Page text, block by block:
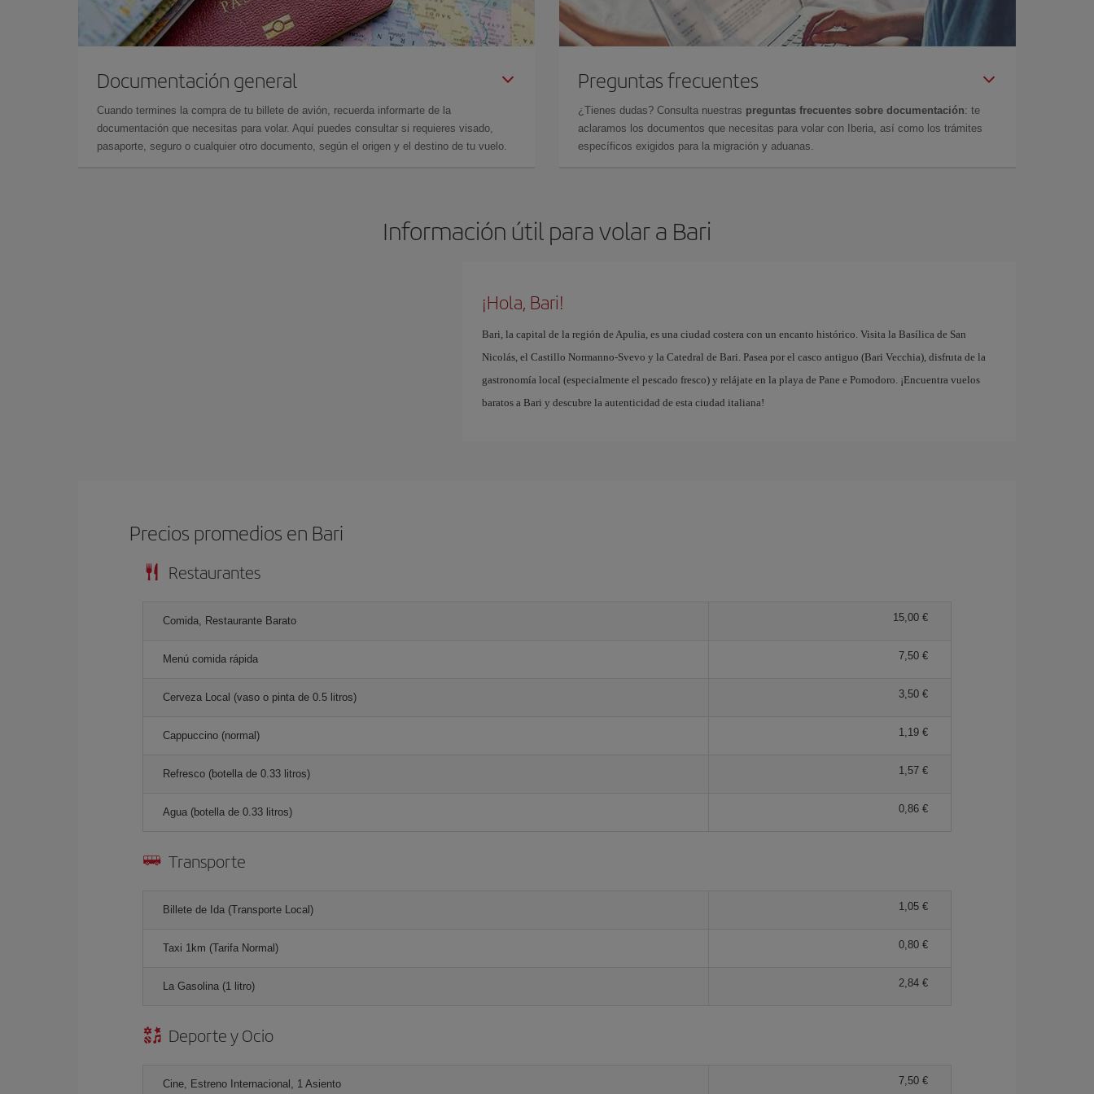
Documentación general
Cuando termines la compra de tu billete de avión, recuerda informarte de la
documentación que necesitas para volar. Aquí puedes consultar si requieres visado,
pasaporte, seguro o cualquier otro documento, según el origen y el destino de tu vuelo.
Preguntas frecuentes
¿Tienes dudas? Consulta nuestras preguntas frecuentes sobre documentación: te
aclaramos los documentos que necesitas para volar con Iberia, así como los trámites
específicos exigidos para la migración y aduanas.
Información útil para volar a Bari
¡Hola, Bari!
Bari, la capital de la región de Apulia, es una ciudad costera con un encanto histórico. Visita la Basílica de San
Nicolás, el Castillo Normanno-Svevo y la Catedral de Bari. Pasea por el casco antiguo (Bari Vecchia), disfruta de la
gastronomía local (especialmente el pescado fresco) y relájate en la playa de Pane e Pomodoro. ¡Encuentra vuelos
baratos a Bari y descubre la autenticidad de esta ciudad italiana!
Precios promedios en Bari
Restaurantes
Comida, Restaurante Barato 15,00 €
Menú comida rápida 7,50 €
Cerveza Local (vaso o pinta de 0.5 litros) 3,50 €
Cappuccino (normal) 1,19 €
Refresco (botella de 0.33 litros) 1,57 €
Agua (botella de 0.33 litros) 0,86 €
Transporte
Billete de Ida (Transporte Local) 1,05 €
Taxi 1km (Tarifa Normal) 0,80 €
La Gasolina (1 litro) 2,84 €
Deporte y Ocio
Cine, Estreno Internacional, 1 Asiento 7,50 €